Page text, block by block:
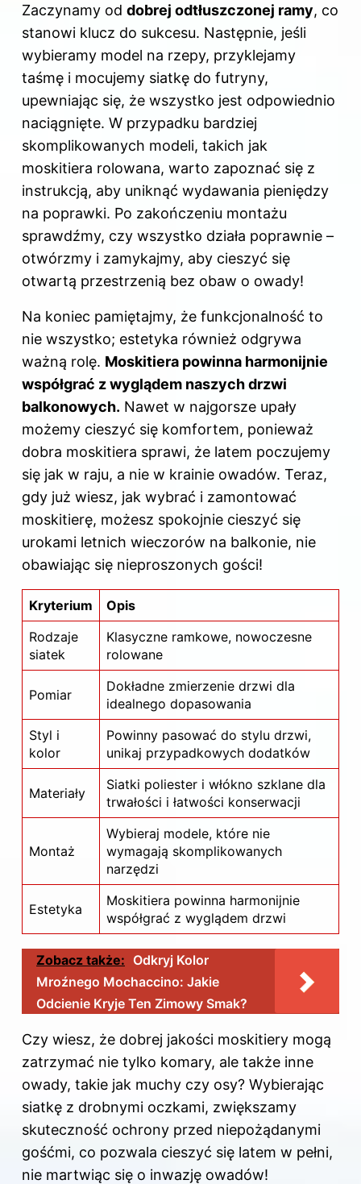
Zaczynamy od dobrej odtłuszczonej ramy, co
stanowi klucz do sukcesu. Następnie, jeśli
wybieramy model na rzepy, przyklejamy
taśmę i mocujemy siatkę do futryny,
upewniając się, że wszystko jest odpowiednio
naciągnięte. W przypadku bardziej
skomplikowanych modeli, takich jak
moskitiera rolowana, warto zapoznać się z
instrukcją, aby uniknąć wydawania pieniędzy
na poprawki. Po zakończeniu montażu
sprawdźmy, czy wszystko działa poprawnie –
otwórzmy i zamykajmy, aby cieszyć się
otwartą przestrzenią bez obaw o owady!
Na koniec pamiętajmy, że funkcjonalność to
nie wszystko; estetyka również odgrywa
ważną rolę. Moskitiera powinna harmonijnie
współgrać z wyglądem naszych drzwi
balkonowych. Nawet w najgorsze upały
możemy cieszyć się komfortem, ponieważ
dobra moskitiera sprawi, że latem poczujemy
się jak w raju, a nie w krainie owadów. Teraz,
gdy już wiesz, jak wybrać i zamontować
moskitierę, możesz spokojnie cieszyć się
urokami letnich wieczorów na balkonie, nie
obawiając się nieproszonych gości!
Kryterium
Opis
Rodzaje
siatek
Klasyczne ramkowe, nowoczesne
rolowane
Pomiar
Dokładne zmierzenie drzwi dla
idealnego dopasowania
Styl i
kolor
Powinny pasować do stylu drzwi,
unikaj przypadkowych dodatków
Materiały
Siatki poliester i włókno szklane dla
trwałości i łatwości konserwacji
Montaż
Wybieraj modele, które nie
wymagają skomplikowanych
narzędzi
Estetyka
Moskitiera powinna harmonijnie
współgrać z wyglądem drzwi
Zobacz także: Odkryj Kolor
Mroźnego Mochaccino: Jakie
Odcienie Kryje Ten Zimowy Smak?
Czy wiesz, że dobrej jakości moskitiery mogą
zatrzymać nie tylko komary, ale także inne
owady, takie jak muchy czy osy? Wybierając
siatkę z drobnymi oczkami, zwiększamy
skuteczność ochrony przed niepożądanymi
gośćmi, co pozwala cieszyć się latem w pełni,
nie martwiąc się o inwazję owadów!